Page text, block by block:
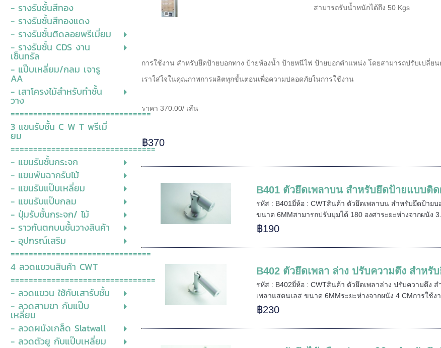
- รางรับชั้นสีทอง
- รางรับชั้นสีทองแดง
- รางรับชั้นติดลอยพรีเมี่ยม
- รางรับชั้น CDS งาน
เซ็นทรัล
- แป๊บเหลี่ยม/กลม เจารู
AA
- เสาโครงไม้สำหรับทำชั้น
วาง
===============================
3 แขนรับชั้น C W T พรีเมี่
ยม
================================
- แขนรับชั้นกระจก
- แขนพับฉากรับไม้
- แขนรับแป๊บเหลี่ยม
- แขนรับแป๊บกลม
- ปุ่มรับชั้นกระจก/ ไม้
- ราวกันตกบนชั้นวางสินค้า
- อุปกรณ์เสริม
===============================
4 ลวดแขวนสินค้า CWT
================================
- ลวดแขวน ใช้กับเสารับชั้น
- ลวดสามขา กับแป๊บ
เหลี่ยม
- ลวดผนังเกล็ด Slatwall
- ลวดตัวยู กับแป๊บเหลี่ยม
สามารถรับน้ำหนักได้ถึง 50 Kgs
การใช้งาน สำหรับยึดป้ายบอกทาง ป้ายห้องน้ำ ป้ายหนีไฟ ป้ายบอกตำแหน่ง โดยสามารถปรับเปลี่ยน
เราใส่ใจในคุณภาพการผลิตทุกขั้นตอนเพื่อความปลอดภัยในการใช้งาน
ราคา 370.00/ เส้น
฿370
B401 ตัวยึดเพลาบน สำหรับยึดป้ายแบบติ
รหัส : B401ยี่ห้อ : CWTสินค้า ตัวยึดเพลาบน สำหรับยึดป้าย
ขนาด 6MMสามารถปรับมุมได้ 180 องศาระยะห่างจากผนัง
฿190
B402 ตัวยึดเพลา ล่าง ปรับความตึง สำหรั
รหัส : B402ยี่ห้อ : CWTสินค้า ตัวยึดเพลาล่าง ปรับความตึง
เพลาแสตนเลส ขนาด 6MMระยะห่างจากผนัง 4 CMการใช้ง
฿230